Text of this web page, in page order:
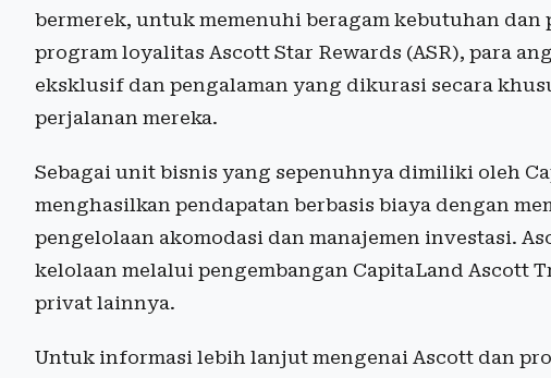
bermerek, untuk memenuhi beragam kebutuhan
program loyalitas Ascott Star Rewards (ASR), para
eksklusif dan pengalaman yang dikurasi secara
perjalanan mereka.
Sebagai unit bisnis yang sepenuhnya dimiliki oleh
menghasilkan pendapatan berbasis biaya dengan
pengelolaan akomodasi dan manajemen investasi.
kelolaan melalui pengembangan CapitaLand Ascott
privat lainnya.
Untuk informasi lebih lanjut mengenai Ascott dan